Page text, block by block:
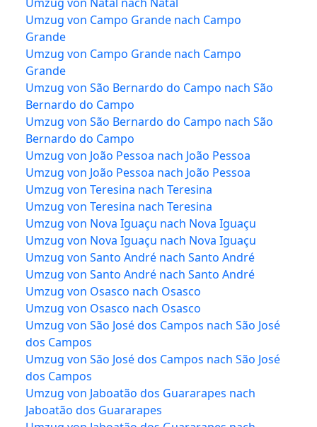
Umzug von Campo Grande nach Campo
Grande
Umzug von Campo Grande nach Campo
Grande
Umzug von São Bernardo do Campo nach São
Bernardo do Campo
Umzug von São Bernardo do Campo nach São
Bernardo do Campo
Umzug von João Pessoa nach João Pessoa
Umzug von João Pessoa nach João Pessoa
Umzug von Teresina nach Teresina
Umzug von Teresina nach Teresina
Umzug von Nova Iguaçu nach Nova Iguaçu
Umzug von Nova Iguaçu nach Nova Iguaçu
Umzug von Santo André nach Santo André
Umzug von Santo André nach Santo André
Umzug von Osasco nach Osasco
Umzug von Osasco nach Osasco
Umzug von São José dos Campos nach São José
dos Campos
Umzug von São José dos Campos nach São José
dos Campos
Umzug von Jaboatão dos Guararapes nach
Jaboatão dos Guararapes